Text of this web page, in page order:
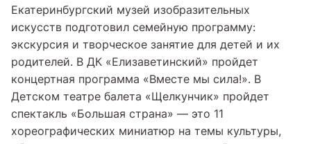
Екатеринбургский музей изобразительных
искусств подготовил семейную программу:
экскурсия и творческое занятие для детей и их
родителей. В ДК «Елизаветинский» пройдет
концертная программа «Вместе мы сила!». В
Детском театре балета «Щелкунчик» пройдет
спектакль «Большая страна» — это 11
хореографических миниатюр на темы культуры,